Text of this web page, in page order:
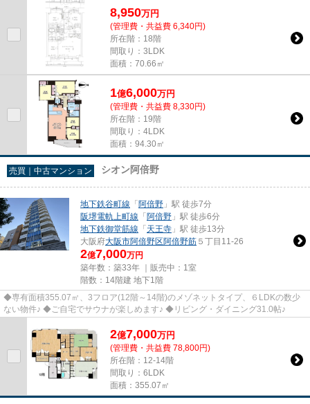
8,950万円
(管理費・共益費 6,340円)
所在階：18階
間取り：3LDK
面積：70.66㎡
1億6,000万円
(管理費・共益費 8,330円)
所在階：19階
間取り：4LDK
面積：94.30㎡
売買｜中古マンション シオン阿倍野
地下鉄谷町線 「 阿倍野 」駅 徒歩7分
阪堺電軌上町線 「 阿倍野 」駅 徒歩6分
地下鉄御堂筋線 「 天王寺 」駅 徒歩13分
大阪府大阪市阿倍野区阿倍野筋 ５丁目11-26
2億7,000万円
築年数：築33年 ｜販売中： 1室
階数：14階建 地下1階
◆専有面積355.07㎡、3フロア(12階～14階)のメゾネットタイプ、６LDKの数少
ない物件♪ ◆ご自宅でサウナが楽しめます♪ ◆リビング・ダイニング31.0帖♪
2億7,000万円
(管理費・共益費 78,800円)
所在階：12-14階
間取り：6LDK
面積：355.07㎡